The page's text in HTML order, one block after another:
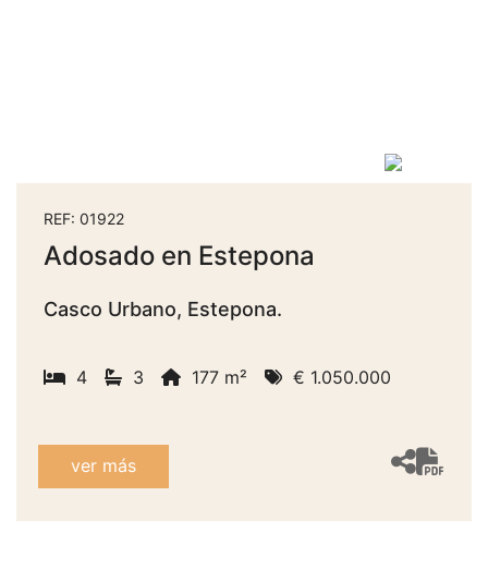
REF: 01922
Adosado en Estepona
Casco Urbano, Estepona.
4 3 177 m² € 1.050.000
ver más